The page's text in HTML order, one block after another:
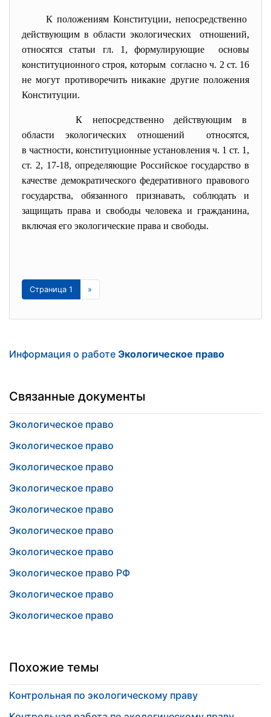
К положениям Конституции, непосредственно
действующим в области экологических отношений,
относятся статьи гл. 1, формулирующие основы
конституционного строя, которым согласно ч. 2 ст. 16
не могут противоречить никакие другие положения
Конституции.
К непосредственно действующим в
области экологических отношений относятся,
в частности, конституционные установления ч. 1 ст. 1,
ст. 2, 17-18, определяющие Российское государство в
качестве демократического федеративного правового
государства, обязанного признавать, соблюдать и
защищать права и свободы человека и гражданина,
включая его экологические права и свободы.
Страница 1 »
Информация о работе Экологическое право
Связанные документы
Экологическое право
Экологическое право
Экологическое право
Экологическое право
Экологическое право
Экологическое право
Экологическое право
Экологическое право РФ
Экологическое право
Экологическое право
Похожие темы
Контрольная по экологическому праву